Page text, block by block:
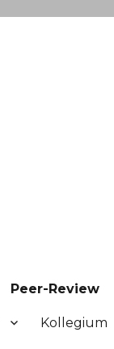
Peer-Review
Kollegium